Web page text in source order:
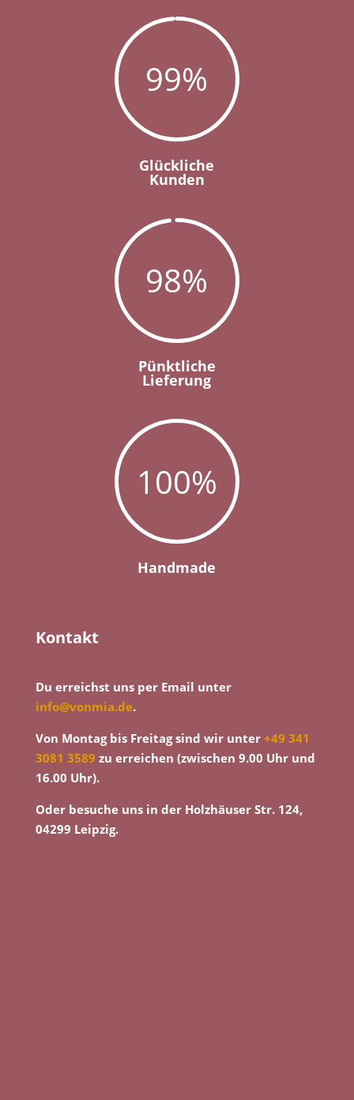
99%
Glückliche
Kunden
98%
Pünktliche
Lieferung
100%
Handmade
Kontakt
Du erreichst uns per Email unter
info@vonmia.de.
Von Montag bis Freitag sind wir unter +49 341
3081 3589 zu erreichen (zwischen 9.00 Uhr und
16.00 Uhr).
Oder besuche uns in der Holzhäuser Str. 124,
04299 Leipzig.